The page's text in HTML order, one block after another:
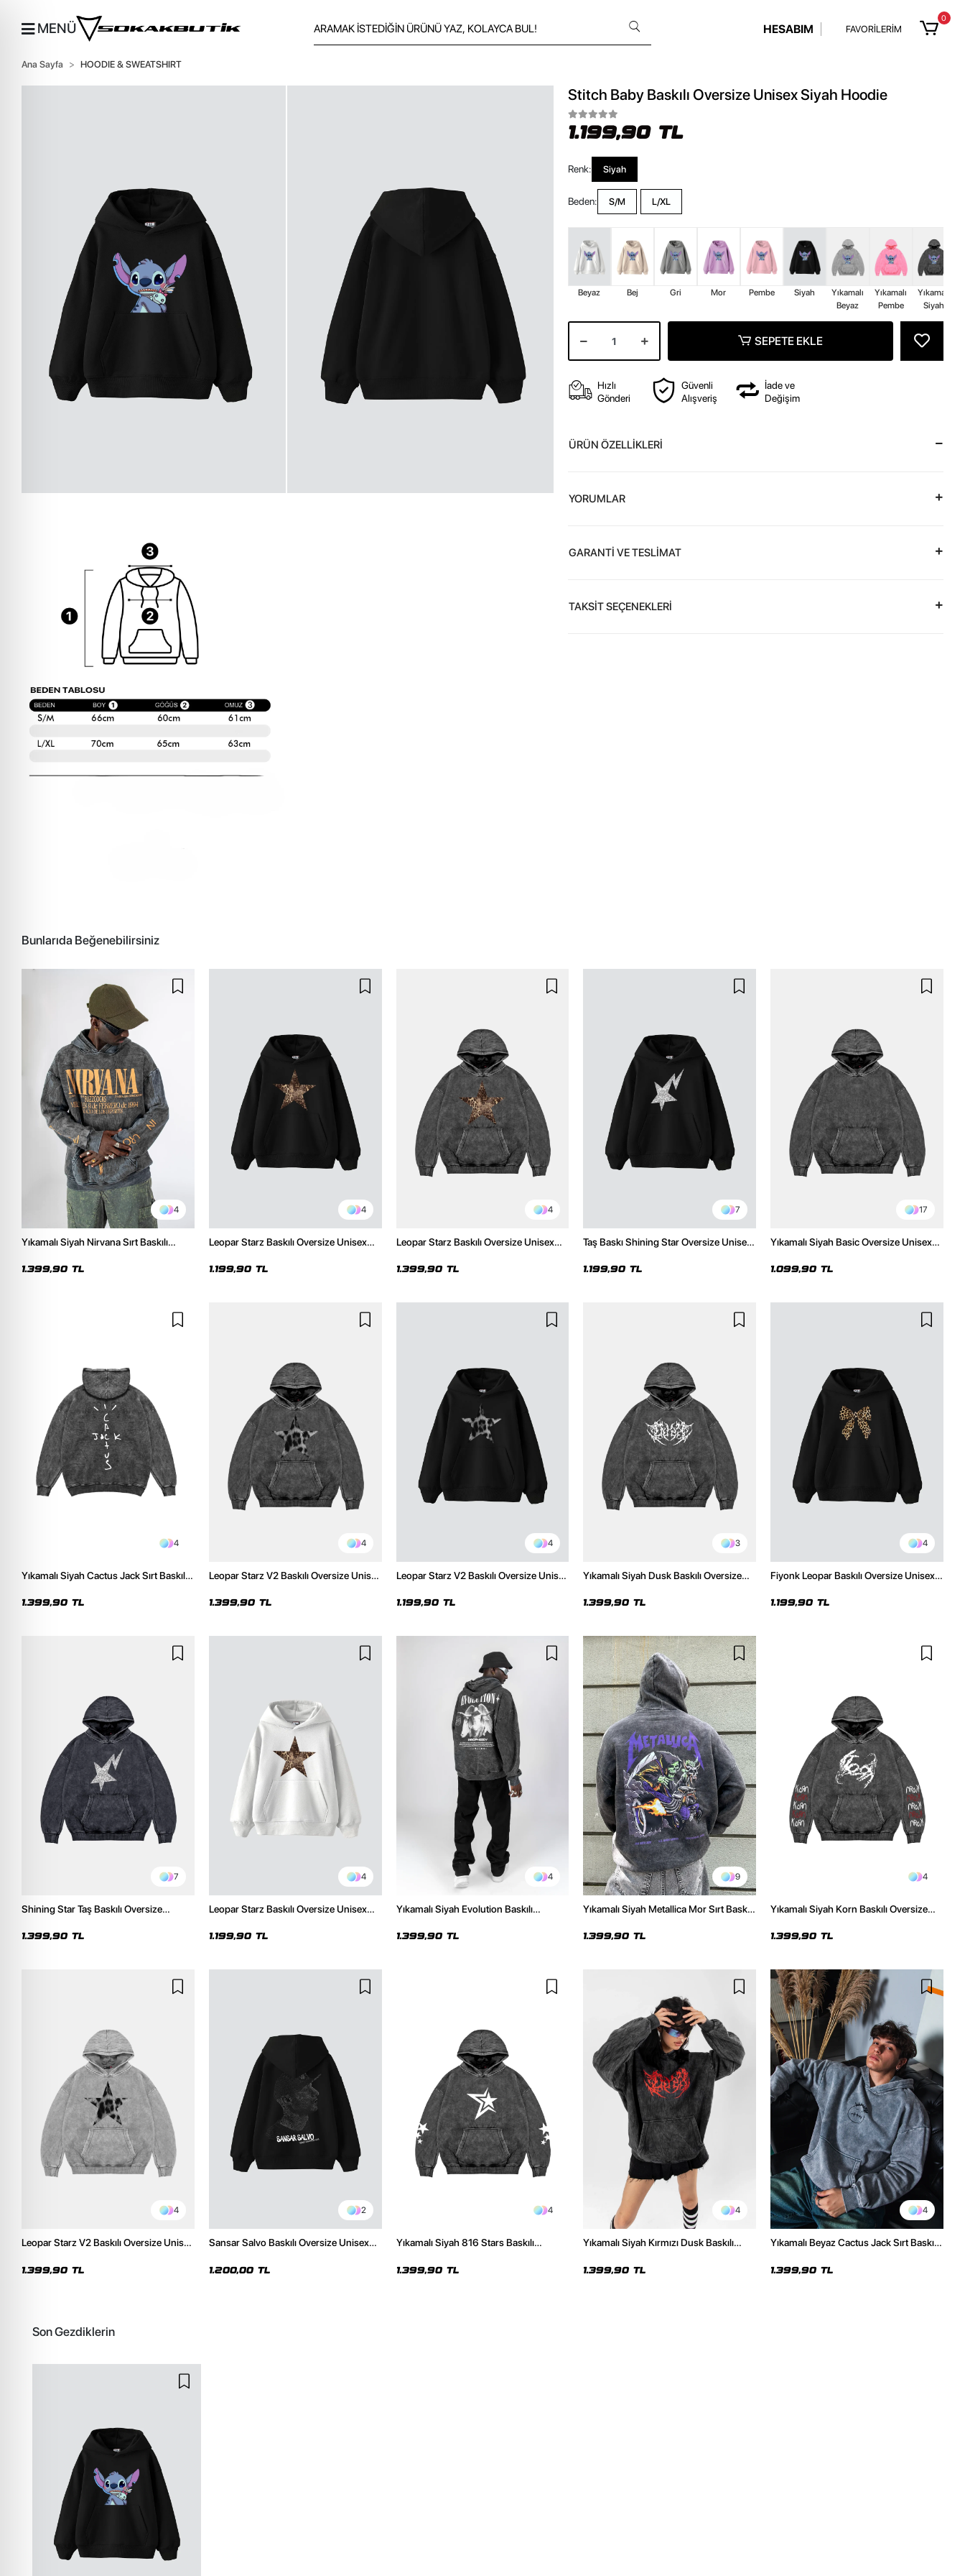
MENÜ HESABIM FAVORİLERİM
0
Ana Sayfa HOODIE & SWEATSHIRT
Stitch Baby Baskılı Oversize Unisex Siyah Hoodie
1.199,90 TL
Renk: Siyah
Beden: S/M L/XL
Beyaz Bej Gri Mor Pembe Siyah
Yıkamalı
Beyaz
Yıkamalı
Pembe
Yıkamalı
Siyah
SEPETE EKLE
Hızlı
Gönderi
Güvenli
Alışveriş
İade ve
Değişim
ÜRÜN ÖZELLİKLERİ
YORUMLAR
GARANTİ VE TESLİMAT
TAKSİT SEÇENEKLERİ
Bunlarıda Beğenebilirsiniz
4
Yıkamalı Siyah Nirvana Sırt Baskılı
1.399,90 TL
4
Leopar Starz Baskılı Oversize Unisex
1.199,90 TL
4
Leopar Starz Baskılı Oversize Unisex
1.399,90 TL
7
Taş Baskı Shining Star Oversize Unisex
1.199,90 TL
17
Yıkamalı Siyah Basic Oversize Unisex
1.099,90 TL
4
Yıkamalı Siyah Cactus Jack Sırt Baskılı
1.399,90 TL
4
Leopar Starz V2 Baskılı Oversize Unisex
1.399,90 TL
4
Leopar Starz V2 Baskılı Oversize Unisex
1.199,90 TL
3
Yıkamalı Siyah Dusk Baskılı Oversize
1.399,90 TL
4
Fiyonk Leopar Baskılı Oversize Unisex
1.199,90 TL
7
Shining Star Taş Baskılı Oversize
1.399,90 TL
4
Leopar Starz Baskılı Oversize Unisex
1.199,90 TL
4
Yıkamalı Siyah Evolution Baskılı
1.399,90 TL
9
Yıkamalı Siyah Metallica Mor Sırt Baskılı
1.399,90 TL
4
Yıkamalı Siyah Korn Baskılı Oversize
1.399,90 TL
4
Leopar Starz V2 Baskılı Oversize Unisex
1.399,90 TL
2
Sansar Salvo Baskılı Oversize Unisex
1.200,00 TL
4
Yıkamalı Siyah 816 Stars Baskılı
1.399,90 TL
4
Yıkamalı Siyah Kırmızı Dusk Baskılı
1.399,90 TL
4
Yıkamalı Beyaz Cactus Jack Sırt Baskılı
1.399,90 TL
Son Gezdiklerin